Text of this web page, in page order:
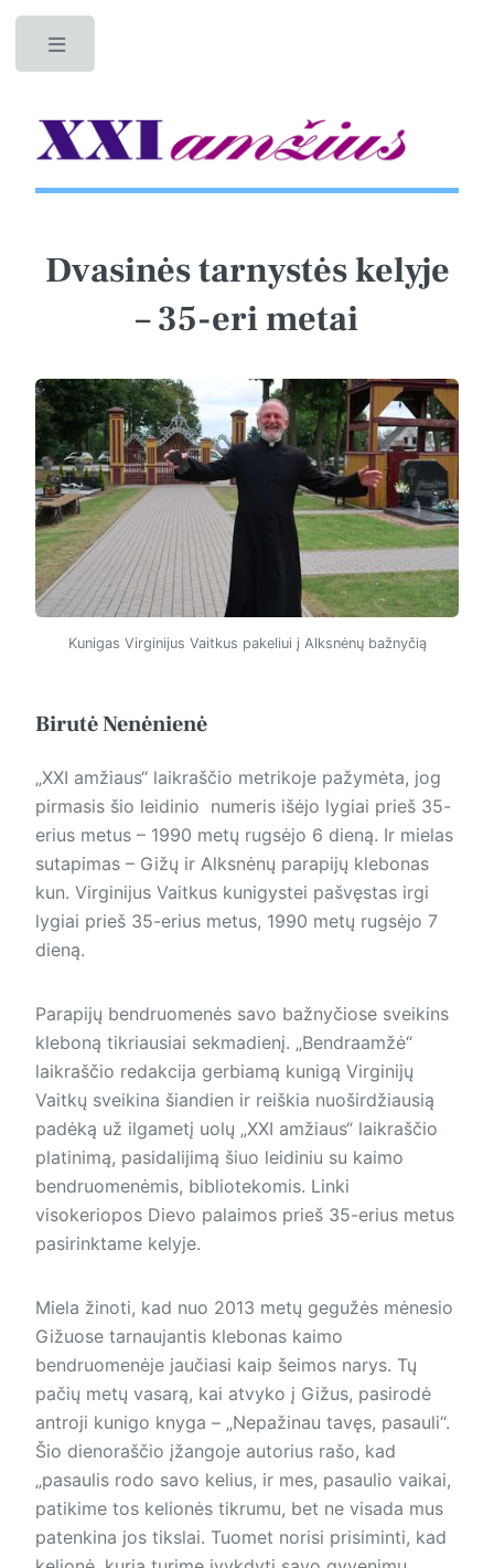
Dvasinės tarnystės kelyje
– 35-eri metai
Kunigas Virginijus Vaitkus pakeliui į Alksnėnų bažnyčią
Birutė Nenėnienė
„XXI amžiaus“ laikraščio metrikoje pažymėta, jog
pirmasis šio leidinio numeris išėjo lygiai prieš 35-
erius metus – 1990 metų rugsėjo 6 dieną. Ir mielas
sutapimas – Gižų ir Alksnėnų parapijų klebonas
kun. Virginijus Vaitkus kunigystei pašvęstas irgi
lygiai prieš 35-erius metus, 1990 metų rugsėjo 7
dieną.
Parapijų bendruomenės savo bažnyčiose sveikins
kleboną tikriausiai sekmadienį. „Bendraamžė“
laikraščio redakcija gerbiamą kunigą Virginijų
Vaitkų sveikina šiandien ir reiškia nuoširdžiausią
padėką už ilgametį uolų „XXI amžiaus“ laikraščio
platinimą, pasidalijimą šiuo leidiniu su kaimo
bendruomenėmis, bibliotekomis. Linki
visokeriopos Dievo palaimos prieš 35-erius metus
pasirinktame kelyje.
Miela žinoti, kad nuo 2013 metų gegužės mėnesio
Gižuose tarnaujantis klebonas kaimo
bendruomenėje jaučiasi kaip šeimos narys. Tų
pačių metų vasarą, kai atvyko į Gižus, pasirodė
antroji kunigo knyga – „Nepažinau tavęs, pasauli“.
Šio dienoraščio įžangoje autorius rašo, kad
„pasaulis rodo savo kelius, ir mes, pasaulio vaikai,
patikime tos kelionės tikrumu, bet ne visada mus
patenkina jos tikslai. Tuomet norisi prisiminti, kad